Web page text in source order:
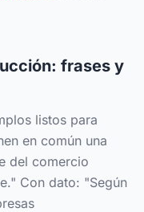
frases y
listos para
en común una
del comercio
Con dato: "Según